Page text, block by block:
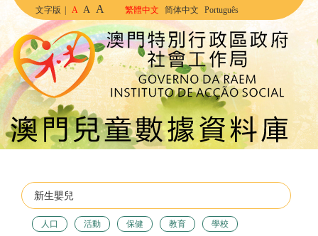
文字版 A A A 繁體中文 简体中文 Português
人口 活動 保健 教育 學校